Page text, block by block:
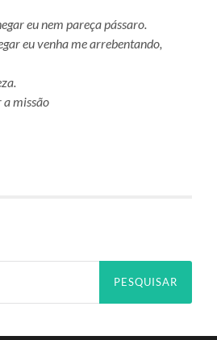
eu nem pareça pássaro.
eu venha me arrebentando,
missão